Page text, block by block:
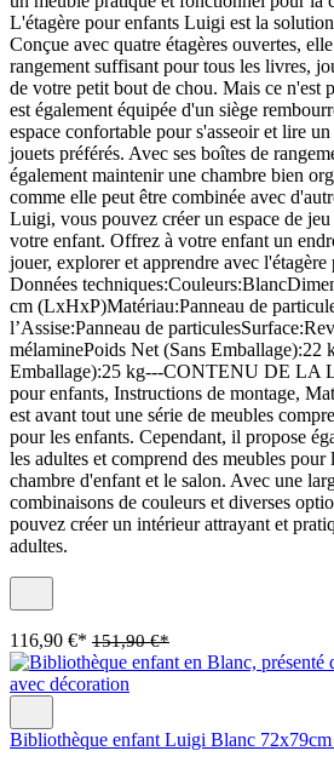
L'étagère pour enfants Luigi est la
Conçue avec quatre étagères ouvertes,
rangement suffisant pour tous les livres,
de votre petit bout de chou. Mais ce n'est
est également équipée d'un siège
espace confortable pour s'asseoir et lire
jouets préférés. Avec ses boîtes de
également maintenir une chambre bien
comme elle peut être combinée avec
Luigi, vous pouvez créer un espace de
votre enfant. Offrez à votre enfant un
jouer, explorer et apprendre avec
Données
cm (LxHxP)Matériau:Panneau de
l’Assise:Panneau de
mélaminePoids Net (Sans Emballage):22
Emballage):25 kg---CONTENU DE LA
pour enfants, Instructions de montage,
est avant tout une série de meubles
pour les enfants. Cependant, il propose
les adultes et comprend des meubles pour
chambre d'enfant et le salon. Avec une
combinaisons de couleurs et diverses
pouvez créer un intérieur attrayant et
adultes.
116,90 €* 151,90 €*
Bibliothèque enfant Luigi Blanc 72x79cm